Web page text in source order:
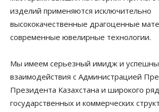
изделий применяются исключительно
высококачественные драгоценные
современные ювелирные технологии.
Мы имеем серьезный имидж и
взаимодействия с Администрацией
Президента Казахстана и широкого
государственных и коммерческих